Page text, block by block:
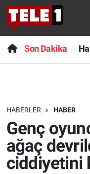
Son Dakika
HABERLER HABER
Genç
ağaç
ciddiyetini
Anında Manşet
Başka
Bilim turu
Bilim ve
Doğa
Son Dakika
Haber
Dünya
Teknoloji
Sağlık
Nöbetçi
Hava Durumu
Trafik Durumu
Süper Lig Puan
Tüm Manşetler